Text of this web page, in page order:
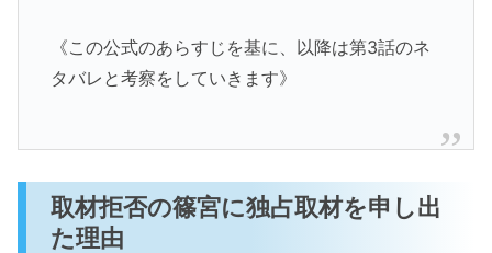
《この公式のあらすじを基に、以降は第3話のネ
タバレと考察をしていきます》
取材拒否の篠宮に独占取材を申し出
た理由